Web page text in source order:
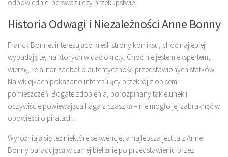
odpowiedniej perswazji czy przekupstwie.
Historia Odwagi i Niezależności Anne Bonny
Franck Bonnet interesująco kreśli strony komiksu, choć najlepiej
wypadają te, na których widać okręty. Choć nie jestem ekspertem,
wierzę, że autor zadbał o autentyczność przedstawionych statków.
Na wklejkach pokazano interesujący przekrój z opisem
pomieszczeń. Bogate zdobienia, porozpinany takielunek i
oczywiście powiewająca flaga z czaszką – nie mogło jej zabraknąć w
opowieści o piratach.
Wyróżniają się też niektóre sekwencje, a najlepsza jest ta z Anne
Bonny paradującą w samej bieliźnie po przedstawieniu przez